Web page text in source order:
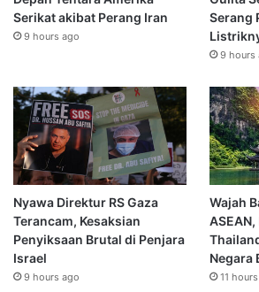
Serikat akibat Perang Iran
9 hours ago
Serang
9 hours
Nyawa Direktur RS Gaza
Terancam, Kesaksian
Penyiksaan Brutal di Penjara
Israel
9 hours ago
Wajah
Negara
11